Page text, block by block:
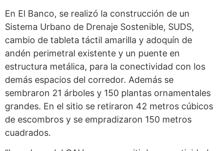
En El Banco, se realizó la construcción de un
Sistema Urbano de Drenaje Sostenible, SUDS,
cambio de tableta táctil amarilla y adoquín de
andén perimetral existente y un puente en
estructura metálica, para la conectividad con los
demás espacios del corredor. Además se
sembraron 21 árboles y 150 plantas ornamentales
grandes. En el sitio se retiraron 42 metros cúbicos
de escombros y se empradizaron 150 metros
cuadrados.